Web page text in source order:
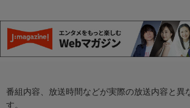
番組内容、放送時間などが実際の放送内容と異
す。